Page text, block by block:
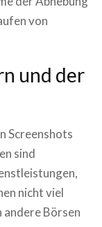
von
und der
Screenshots
sind
nicht viel
andere Börsen